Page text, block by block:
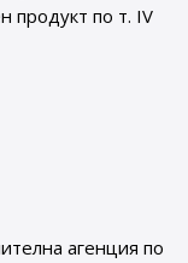
продукт по т. ІV
агенция по